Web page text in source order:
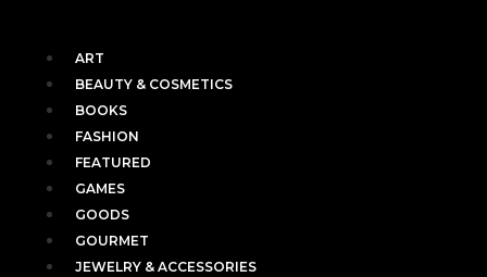
ART
BEAUTY & COSMETICS
BOOKS
FASHION
FEATURED
GAMES
GOODS
GOURMET
JEWELRY & ACCESSORIES